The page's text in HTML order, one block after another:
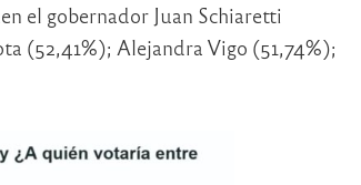
el gobernador Juan Schiaretti
(52,41%); Alejandra Vigo (51,74%);